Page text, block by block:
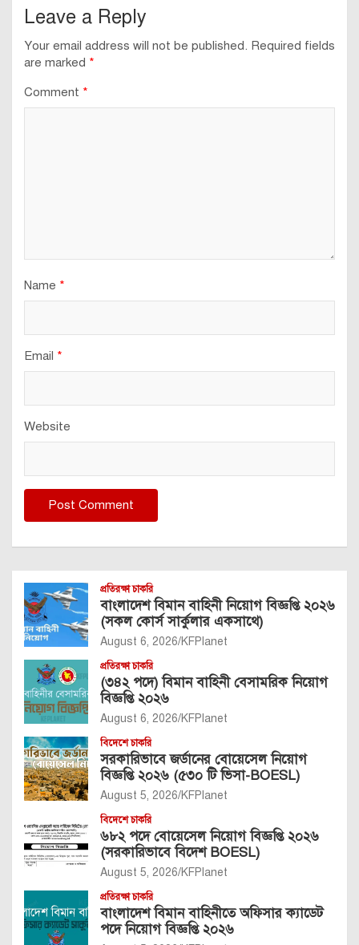
Leave a Reply
Your email address will not be published. Required fields
are marked *
Comment *
Name *
Email *
Website
প্রতিরক্ষা চাকরি
বাংলাদেশ বিমান বাহিনী নিয়োগ বিজ্ঞপ্তি ২০২৬
(সকল কোর্স সার্কুলার একসাথে)
August 6, 2026 KFPlanet
প্রতিরক্ষা চাকরি
(৩৪২ পদে) বিমান বাহিনী বেসামরিক নিয়োগ
বিজ্ঞপ্তি ২০২৬
August 6, 2026 KFPlanet
বিদেশে চাকরি
সরকারিভাবে জর্ডানের বোয়েসেল নিয়োগ
বিজ্ঞপ্তি ২০২৬ (৫৩০ টি ভিসা-BOESL)
August 5, 2026 KFPlanet
বিদেশে চাকরি
৬৮২ পদে বোয়েসেল নিয়োগ বিজ্ঞপ্তি ২০২৬
(সরকারিভাবে বিদেশ BOESL)
August 5, 2026 KFPlanet
প্রতিরক্ষা চাকরি
বাংলাদেশ বিমান বাহিনীতে অফিসার ক্যাডেট
পদে নিয়োগ বিজ্ঞপ্তি ২০২৬